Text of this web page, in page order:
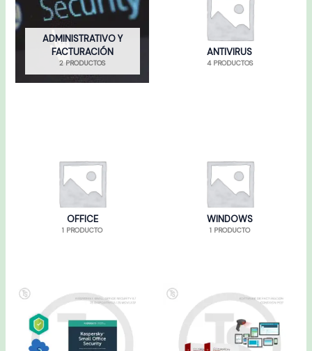
ADMINISTRATIVO Y
FACTURACIÓN
2 PRODUCTOS
ANTIVIRUS
4 PRODUCTOS
OFFICE
1 PRODUCTO
WINDOWS
1 PRODUCTO